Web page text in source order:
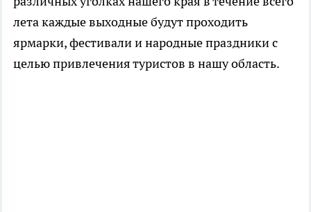
лета каждые выходные будут проходить
ярмарки, фестивали и народные праздники с
целью привлечения туристов в нашу область.